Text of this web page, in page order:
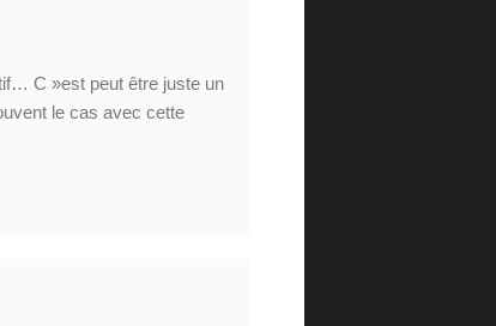
C »est peut être juste un
le cas avec cette